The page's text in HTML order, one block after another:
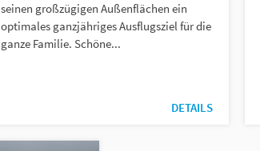
seinen großzügigen Außenflächen ein
optimales ganzjähriges Ausflugsziel für die
ganze Familie. Schöne...
DETAILS